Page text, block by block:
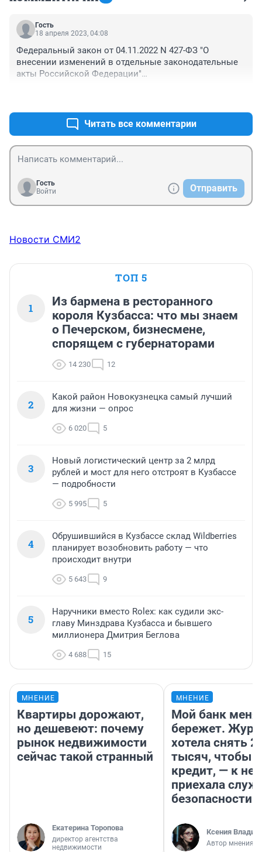
Гость
18 апреля 2023, 04:08
Федеральный закон от 04.11.2022 N 427-ФЗ "О
внесении изменений в отдельные законодательные
акты Российской Федерации"
деятельности:
4) деятельность федерального органа
исполнительной власти в сфере мобилизационной
подготовки и мобилизации в Российской Федерации;
5) деятельность федерального органа
исполнительной власти в области обороны;
Читать все комментарии
Гость
Войти
Отправить
Новости СМИ2
ТОП 5
1
Из бармена в ресторанного
короля Кузбасса: что мы знаем
о Печерском, бизнесмене,
спорящем с губернаторами
14 230 12
2
Какой район Новокузнецка самый лучший
для жизни — опрос
6 020 5
3
Новый логистический центр за 2 млрд
рублей и мост для него отстроят в Кузбассе
— подробности
5 995 5
4
Обрушившийся в Кузбассе склад Wildberries
планирует возобновить работу — что
происходит внутри
5 643 9
5
Наручники вместо Rolex: как судили экс-
главу Минздрава Кузбасса и бывшего
миллионера Дмитрия Беглова
4 688 15
МНЕНИЕ
Квартиры дорожают,
но дешевеют: почему
рынок недвижимости
сейчас такой странный
Екатерина Торопова
директор агентства
недвижимости
МНЕНИЕ
Мой банк меня
бережет.
хотела снять
тысяч, чтобы
кредит, — к
приехала
безопасности
Ксения
Автор мнения